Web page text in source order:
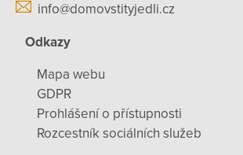
info@domovstityjedli.cz
Odkazy
Mapa webu
GDPR
Prohlášení o přístupnosti
Rozcestník sociálních služeb